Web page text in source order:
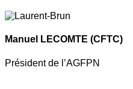
Manuel LECOMTE (CFTC)
Président de l’AGFPN